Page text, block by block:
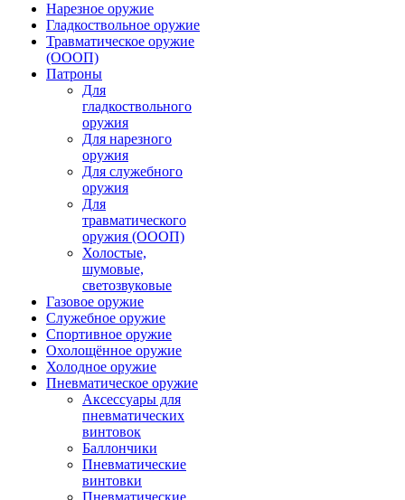
Нарезное оружие
Гладкоствольное оружие
Травматическое оружие
(ОООП)
Патроны
Для
гладкоствольного
оружия
Для нарезного
оружия
Для служебного
оружия
Для
травматического
оружия (ОООП)
Холостые,
шумовые,
светозвуковые
Газовое оружие
Служебное оружие
Спортивное оружие
Охолощённое оружие
Холодное оружие
Пневматическое оружие
Аксессуары для
пневматических
винтовок
Баллончики
Пневматические
винтовки
Пневматические